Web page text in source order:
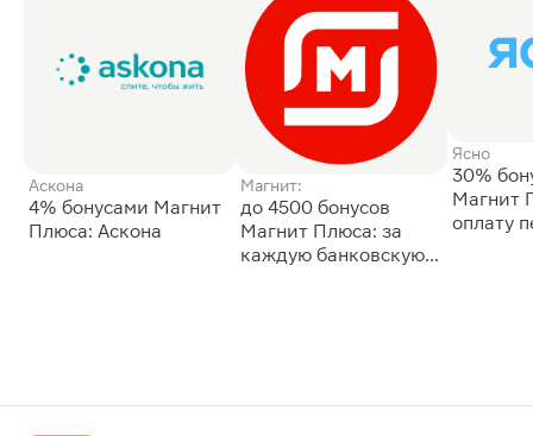
Аскона
4% бонусами Магнит
Плюса: Аскона
Магнит:
до 4500 бонусов
Магнит Плюса: за
каждую банковскую
Ясно
30%
Магнит
оплату